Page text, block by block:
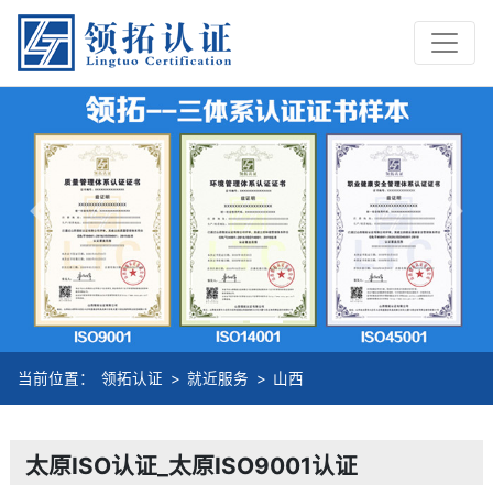
Previous
当前位置： 领拓认证 > 就近服务 > 山西
太原ISO认证_太原ISO9001认证